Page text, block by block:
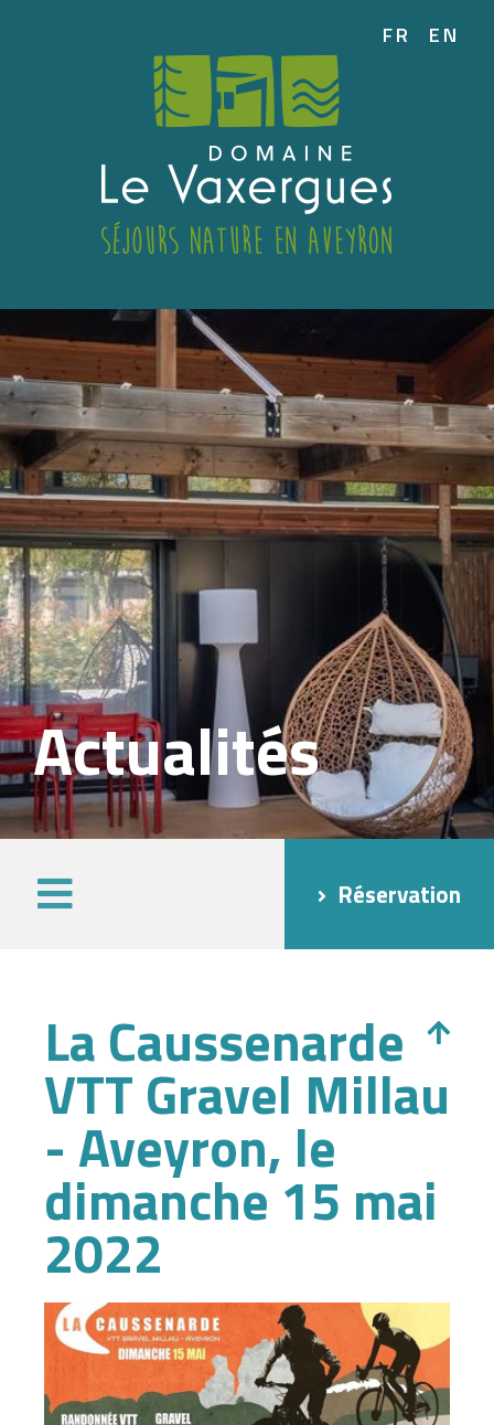
FR EN
Actualités
Réservation
La Caussenarde
VTT Gravel Millau
- Aveyron, le
dimanche 15 mai
2022